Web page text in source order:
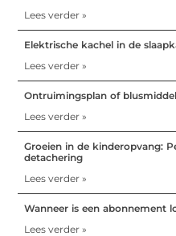
Lees verder »
Elektrische kachel in de
Lees verder »
Ontruimingsplan of
Lees verder »
Groeien in de kinderopvang:
detachering
Lees verder »
Wanneer is een abonnement
Lees verder »